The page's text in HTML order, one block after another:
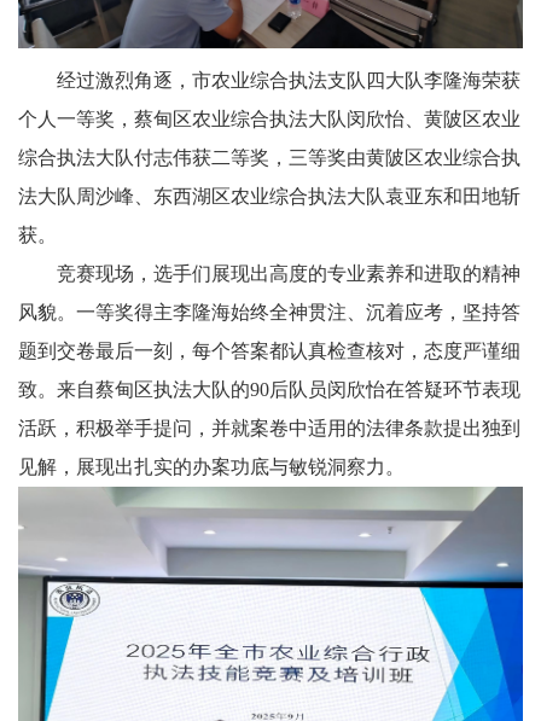
经过激烈角逐，市农业综合执法支队四大队李隆海荣获
个人一等奖，蔡甸区农业综合执法大队闵欣怡、黄陂区农业
综合执法大队付志伟获二等奖，三等奖由黄陂区农业综合执
法大队周沙峰、东西湖区农业综合执法大队袁亚东和田地斩
获。
竞赛现场，选手们展现出高度的专业素养和进取的精神
风貌。一等奖得主李隆海始终全神贯注、沉着应考，坚持答
题到交卷最后一刻，每个答案都认真检查核对，态度严谨细
致。来自蔡甸区执法大队的90后队员闵欣怡在答疑环节表现
活跃，积极举手提问，并就案卷中适用的法律条款提出独到
见解，展现出扎实的办案功底与敏锐洞察力。